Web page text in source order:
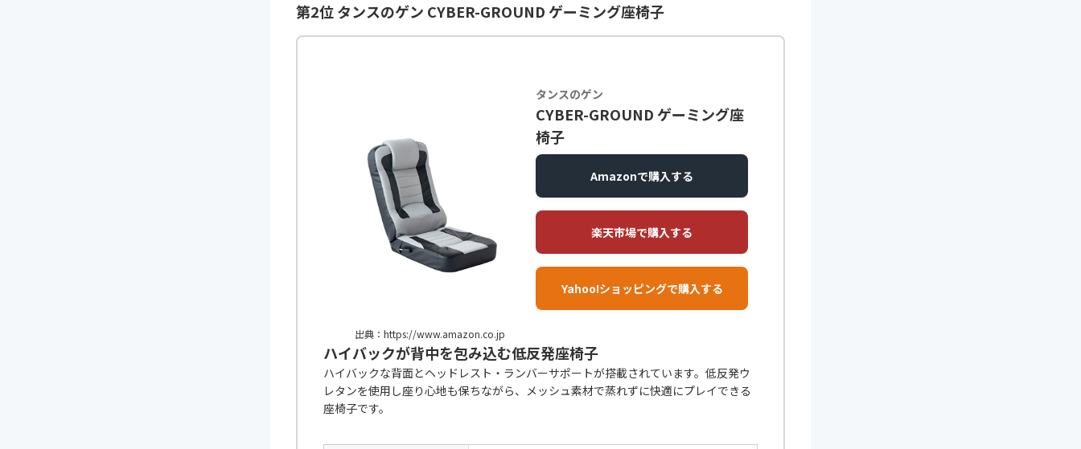
第2位 タンスのゲン CYBER-GROUND ゲーミング座椅子
出典：https://www.amazon.co.jp
タンスのゲン
CYBER-GROUND ゲーミング座
椅子
Amazonで購入する
楽天市場で購入する
Yahoo!ショッピングで購入する
ハイバックが背中を包み込む低反発座椅子
ハイバックな背面とヘッドレスト・ランバーサポートが搭載されています。低反発ウ
レタンを使用し座り心地も保ちながら、メッシュ素材で蒸れずに快適にプレイできる
座椅子です。